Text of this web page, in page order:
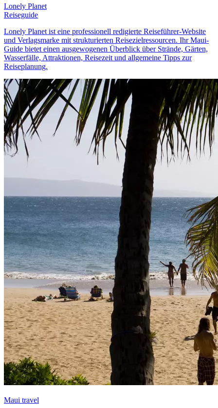
Lonely Planet
Reiseguide
Lonely Planet ist eine professionell redigierte Reiseführer-Website
und Verlagsmarke mit strukturierten Reisezielressourcen. Ihr Maui-
Guide bietet einen ausgewogenen Überblick über Strände, Gärten,
Wasserfälle, Attraktionen, Reisezeit und allgemeine Tipps zur
Reiseplanung.
Maui travel